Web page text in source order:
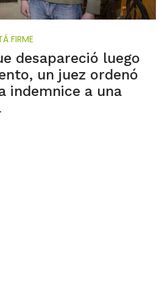
FIRME
desapareció luego
un juez ordenó
indemnice a una